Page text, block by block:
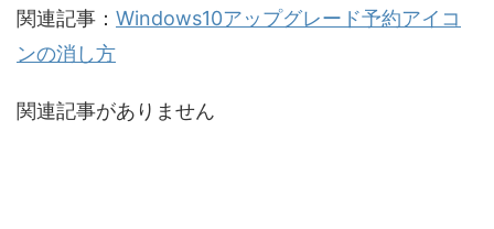
関連記事： Windows10アップグレード予約アイコ
ンの消し方
関連記事がありません